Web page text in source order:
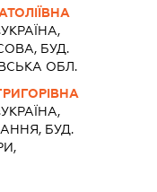
УКРАЇНА,
БУД.
ОБЛ.
УКРАЇНА,
БУД.